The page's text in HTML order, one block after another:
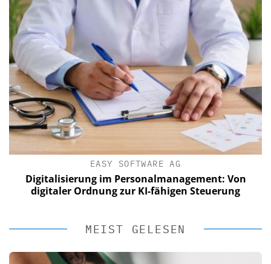
EASY SOFTWARE AG
Digitalisierung im Personalmanagement: Von
digitaler Ordnung zur KI-fähigen Steuerung
MEIST GELESEN